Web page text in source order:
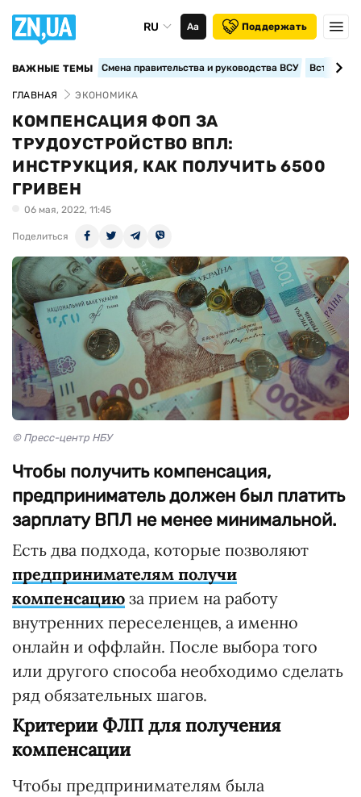
RU Аа Поддержать
ВАЖНЫЕ ТЕМЫ Смена правительства и руководства ВСУ
ГЛАВНАЯ ЭКОНОМИКА
КОМПЕНСАЦИЯ ФОП ЗА
ТРУДОУСТРОЙСТВО ВПЛ:
ИНСТРУКЦИЯ, КАК ПОЛУЧИТЬ 6500
ГРИВЕН
06 мая, 2022, 11:45
Поделиться
© Пресс-центр НБУ
Чтобы получить компенсация,
предприниматель должен был платить
зарплату ВПЛ не менее минимальной.
Есть два подхода, которые позволяют
предпринимателям получи
компенсацию за прием на работу
внутренних переселенцев, а именно
онлайн и оффлайн. После выбора того
или другого способа необходимо сделать
ряд обязательных шагов.
Критерии ФЛП для получения
компенсации
Чтобы предпринимателям была